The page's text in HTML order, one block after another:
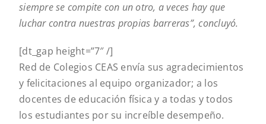
siempre se compite con un otro, a veces hay que
luchar contra nuestras propias barreras”, concluyó.
[dt_gap height=”7″ /]
Red de Colegios CEAS envía sus agradecimientos
y felicitaciones al equipo organizador; a los
docentes de educación física y a todas y todos
los estudiantes por su increíble desempeño.